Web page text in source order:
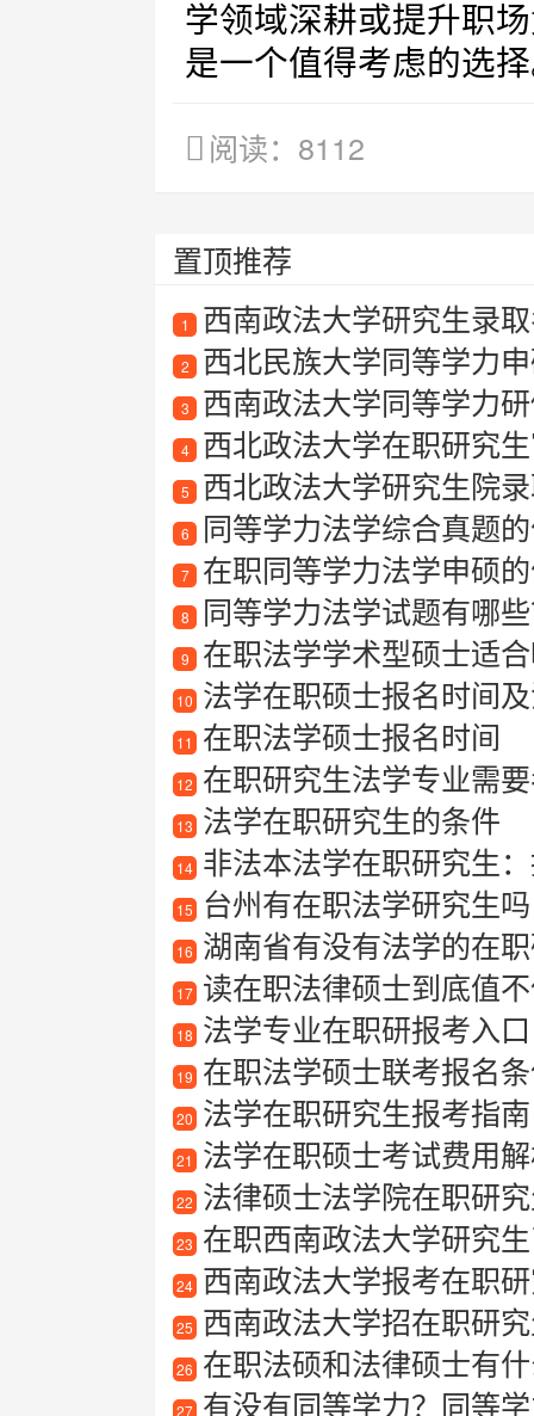
学领域深耕或提升职
是一个值得考虑的选
阅读：8112
置顶推荐
1 西南政法大学研究生录
2 西北民族大学同等学力
3 西南政法大学同等学力
4 西北政法大学在职研究
5 西北政法大学研究生院
6 同等学力法学综合真题
7 在职同等学力法学申硕
8 同等学力法学试题有哪
9 在职法学学术型硕士适
10 法学在职硕士报名时间
11 在职法学硕士报名时间
12 在职研究生法学专业需
13 法学在职研究生的条件
14 非法本法学在职研究生
15 台州有在职法学研究生吗
16 湖南省有没有法学的在
17 读在职法律硕士到底值
18 法学专业在职研报考入口
19 在职法学硕士联考报名
20 法学在职研究生报考指
21 法学在职硕士考试费用
22 法律硕士法学院在职研
23 在职西南政法大学研究
24 西南政法大学报考在职
25 西南政法大学招在职研
26 在职法硕和法律硕士有什
27 有没有同等学力？同等